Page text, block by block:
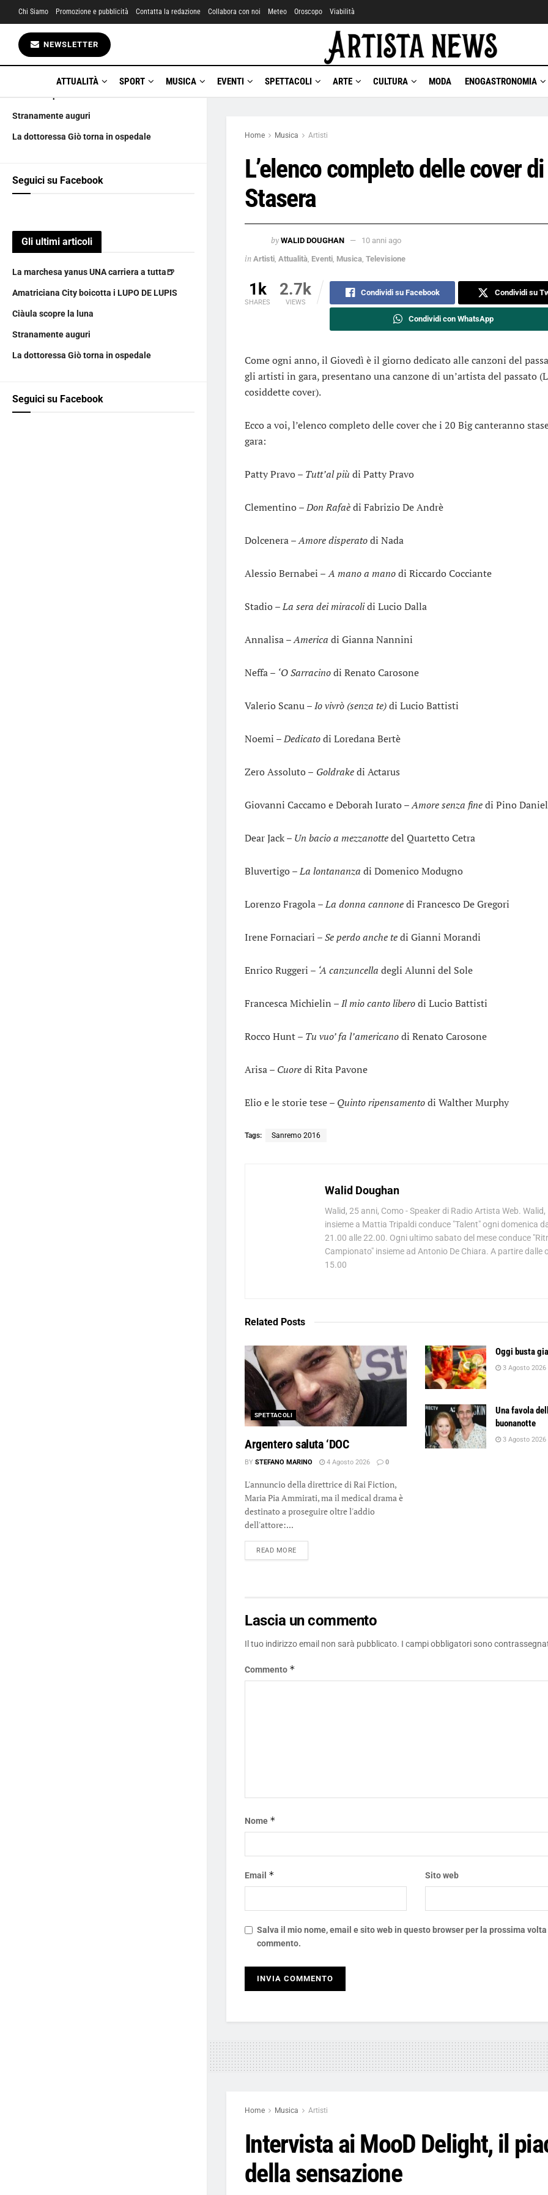
Gli ultimi articoli
La marchesa yanus UNA carriera a tutta🍺
Amatriciana City boicotta i LUPO DE LUPIS
Stranamente auguri
La dottoressa Giò torna in ospedale
Seguici su Facebook
Gli ultimi articoli
La marchesa yanus UNA carriera a tutta🍺
Amatriciana City boicotta i LUPO DE LUPIS
Ciàula scopre la luna
Stranamente auguri
La dottoressa Giò torna in ospedale
Seguici su Facebook
Chi Siamo Promozione e pubblicità Contatta la redazione Collabora con noi Meteo Oroscopo Viabilità
NEWSLETTER
ATTUALITÀ SPORT MUSICA EVENTI SPETTACOLI ARTE CULTURA MODA ENOGASTRONOMIA
Home Musica Artisti
L’elenco completo delle cover di
Stasera
by WALID DOUGHAN 10 anni ago
in Artisti Attualità Eventi Musica Televisione
1k
SHARES
2.7k
VIEWS
Condividi su Facebook Condividi su
Condividi con WhatsApp
Come ogni anno, il Giovedì è il giorno dedicato alle canzoni del
gli artisti in gara, presentano una canzone di un’artista del passato
cosiddette cover).
Ecco a voi, l’elenco completo delle cover che i 20 Big canteranno
gara:
Patty Pravo – Tutt’al più di Patty Pravo
Clementino –Don Rafaèdi Fabrizio De Andrè
Dolcenera –Amore disperatodi Nada
Alessio Bernabei –A mano a manodi Riccardo Cocciante
Stadio –La sera dei miracolidi Lucio Dalla
Annalisa –America di Gianna Nannini
Neffa – ‘O Sarracinodi Renato Carosone
Valerio Scanu –Io vivrò (senza te)di Lucio Battisti
Noemi –Dedicatodi Loredana Bertè
Zero Assoluto – Goldrakedi Actarus
Giovanni Caccamo e Deborah Iurato –Amore senza finedi Pino
Dear Jack – Un bacio a mezzanottedel Quartetto Cetra
Bluvertigo –La lontananza di Domenico Modugno
Lorenzo Fragola –La donna cannonedi Francesco De Gregori
Irene Fornaciari –Se perdo anche tedi Gianni Morandi
Enrico Ruggeri – ‘A canzuncella degli Alunni del Sole
Francesca Michielin –Il mio canto liberodi Lucio Battisti
Rocco Hunt – Tu vuo’ fa l’americanodi Renato Carosone
Arisa – Cuoredi Rita Pavone
Elio e le storie tese – Quinto ripensamentodi Walther Murphy
Tags: Sanremo 2016
Walid Doughan
Walid, 25 anni, Como - Speaker di Radio Artista Web. Walid,
insieme a Mattia Tripaldi conduce "Talent" ogni domenica
21.00 alle 22.00. Ogni ultimo sabato del mese conduce
Campionato" insieme ad Antonio De Chiara. A partire dalle
15.00
Related Posts
SPETTACOLI
Argentero saluta ‘DOC
BY STEFANO MARINO 4 Agosto 2026 0
L'annuncio della direttrice di Rai Fiction,
Maria Pia Ammirati, ma il medical drama è
destinato a proseguire oltre l'addio
dell'attore:...
READ MOREDETAILS
Oggi busta
3 Agosto 2026
Una favola
buonanotte
3 Agosto 2026
Lascia un commento
Il tuo indirizzo email non sarà pubblicato. I campi obbligatori sono
Commento *
Nome *
Email * Sito web
Salva il mio nome, email e sito web in questo browser per la prossima
commento.
Home Musica Artisti
Intervista ai MooD Delight, il
della sensazione